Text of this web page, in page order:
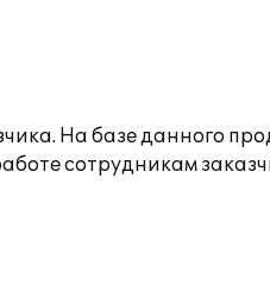
На базе данного
сотрудникам